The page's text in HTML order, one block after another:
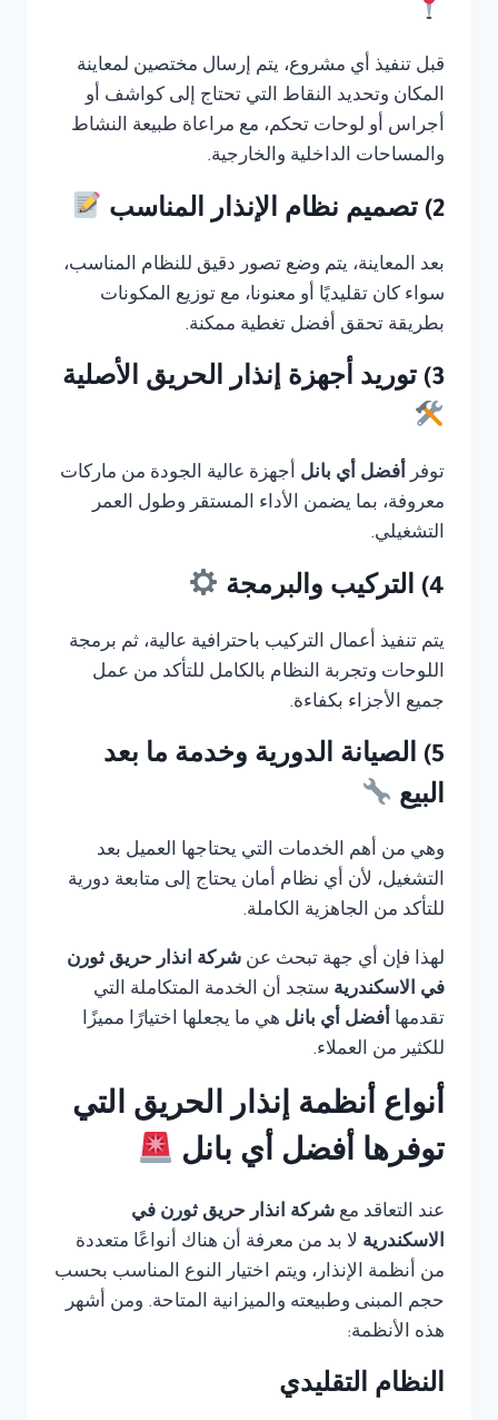
قبل تنفيذ أي مشروع، يتم إرسال مختصين لمعاينة
المكان وتحديد النقاط التي تحتاج إلى كواشف أو
أجراس أو لوحات تحكم، مع مراعاة طبيعة النشاط
والمساحات الداخلية والخارجية.
2) تصميم نظام الإنذار المناسب
بعد المعاينة، يتم وضع تصور دقيق للنظام المناسب،
سواء كان تقليديًا أو معنونا، مع توزيع المكونات
بطريقة تحقق أفضل تغطية ممكنة.
3) توريد أجهزة إنذار الحريق الأصلية
توفر أفضل أي بانل أجهزة عالية الجودة من ماركات
معروفة، بما يضمن الأداء المستقر وطول العمر
التشغيلي.
4) التركيب والبرمجة
يتم تنفيذ أعمال التركيب باحترافية عالية، ثم برمجة
اللوحات وتجربة النظام بالكامل للتأكد من عمل
جميع الأجزاء بكفاءة.
5) الصيانة الدورية وخدمة ما بعد
البيع
وهي من أهم الخدمات التي يحتاجها العميل بعد
التشغيل، لأن أي نظام أمان يحتاج إلى متابعة دورية
للتأكد من الجاهزية الكاملة.
لهذا فإن أي جهة تبحث عن شركة انذار حريق ثورن
في الاسكندرية ستجد أن الخدمة المتكاملة التي
تقدمها أفضل أي بانل هي ما يجعلها اختيارًا مميزًا
للكثير من العملاء.
أنواع أنظمة إنذار الحريق التي
توفرها أفضل أي بانل
عند التعاقد مع شركة انذار حريق ثورن في
الاسكندرية لا بد من معرفة أن هناك أنواعًا متعددة
من أنظمة الإنذار، ويتم اختيار النوع المناسب بحسب
حجم المبنى وطبيعته والميزانية المتاحة. ومن أشهر
هذه الأنظمة:
النظام التقليدي